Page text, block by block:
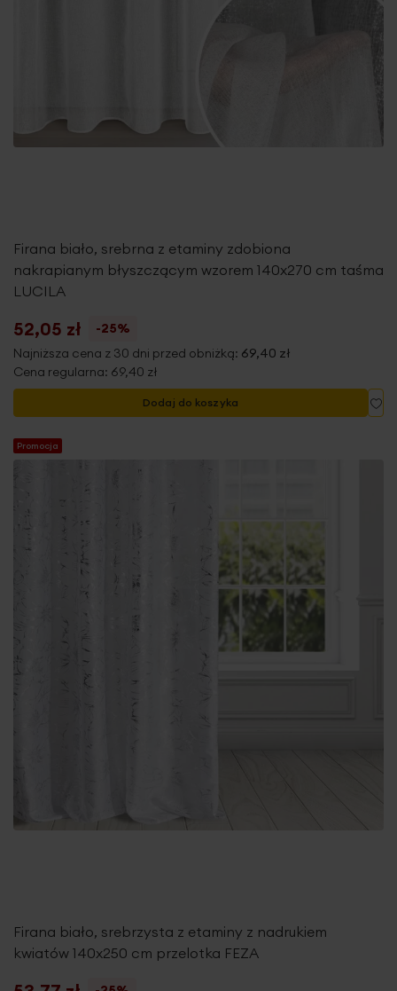
Firana biało, srebrna z etaminy zdobiona
nakrapianym błyszczącym wzorem 140x270 cm taśma
LUCILA
52,05 zł
-25%
Najniższa cena z 30 dni przed obniżką: 69,40 zł
Cena regularna: 69,40 zł
Dodaj do koszyka
Promocja
Firana biało, srebrzysta z etaminy z nadrukiem
kwiatów 140x250 cm przelotka FEZA